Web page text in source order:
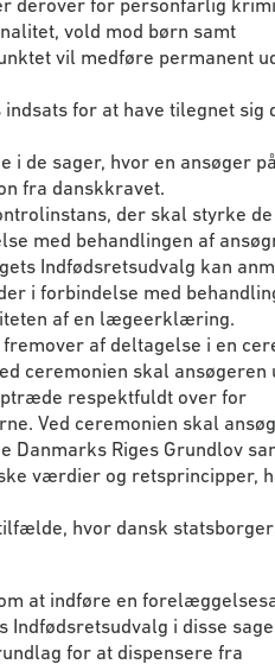
derover for personfarlig
vold mod børn samt
vil medføre permanent
for at have tilegnet sig
de sager, hvor en ansøger
fra danskkravet.
der skal styrke de
med behandlingen af
Indfødsretsudvalg kan
i forbindelse med
af en lægeerklæring.
af deltagelse i en
ceremonien skal ansøgeren
respektfuldt over for
Ved ceremonien skal
Danmarks Riges Grundlov
værdier og retsprincipper,
hvor dansk
at indføre en
Indfødsretsudvalg i disse
for at dispensere fra